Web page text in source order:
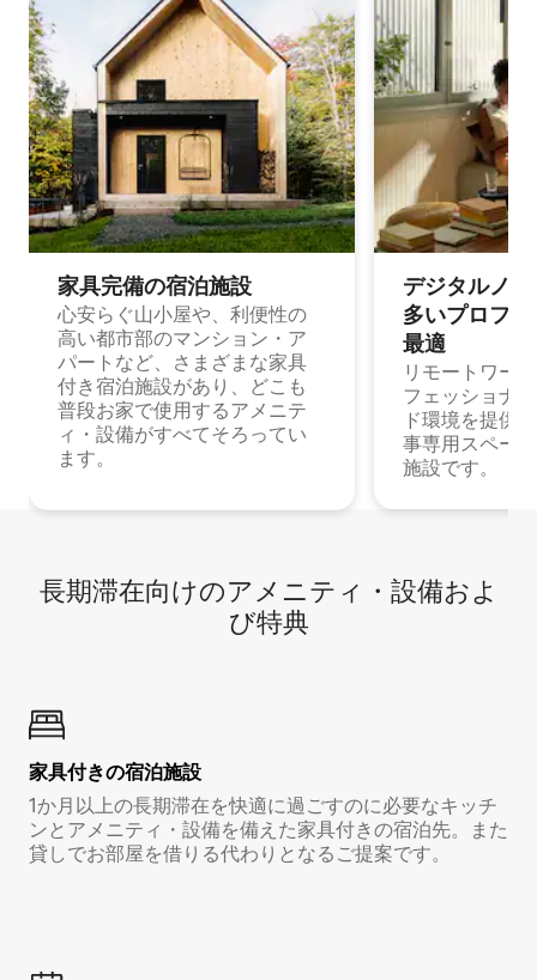
家具完備の宿⁠泊⁠施⁠設
心安らぐ山小屋や、利便性の
高い都市部のマンション・ア
パートなど、さまざまな家具
付き宿泊施設があり、どこも
普段お家で使用するアメニテ
ィ・設備がすべてそろってい
ます。
デジタルノ
多⁠いプ⁠ロ⁠フ⁠
最⁠適
リモートワー
フェッショナ
ド環境を提供
事専用スペー
施設です。
長期滞在向け⁠のア⁠メ⁠ニ⁠テ⁠ィ⁠・設⁠備⁠およ
び特⁠典
家具付き⁠の宿⁠泊⁠施⁠設
1か月以上の長期滞在を快適に過ごすのに必要なキッチ
ンとアメニティ・設備を備えた家具付きの宿泊先。また
貸しでお部屋を借りる代わりとなるご提案です。